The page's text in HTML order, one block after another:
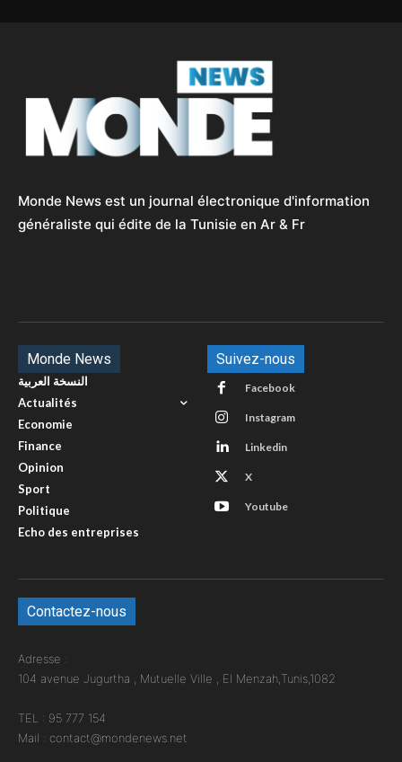
Monde News est un journal électronique d'information
généraliste qui édite de la Tunisie en Ar & Fr
Monde News
النسخة العربية
Actualités
Economie
Finance
Opinion
Sport
Politique
Echo des entreprises
Suivez-nous
Facebook
Instagram
Linkedin
X
Youtube
Contactez-nous
Adresse :
104 avenue Jugurtha , Mutuelle Ville , El Menzah,Tunis,1082
TEL : 95 777 154
Mail : contact@mondenews.net